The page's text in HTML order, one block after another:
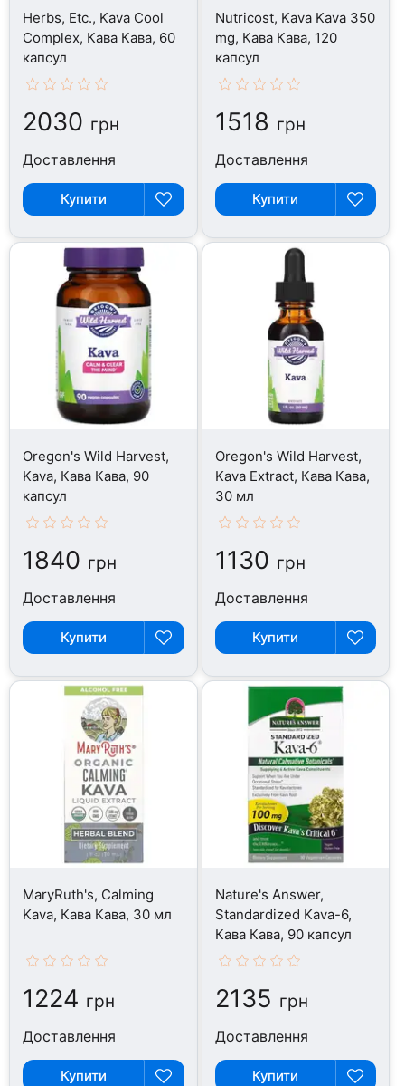
Herbs, Etc., Kava Cool
Complex, Кава Кава, 60
капсул
2030 грн
Доставлення
Купити
Nutricost, Kava Kava 350
mg, Кава Кава, 120
капсул
1518 грн
Доставлення
Купити
Oregon's Wild Harvest,
Kava, Кава Кава, 90
капсул
1840 грн
Доставлення
Купити
Oregon's Wild Harvest,
Kava Extract, Кава Кава,
30 мл
1130 грн
Доставлення
Купити
MaryRuth's, Calming
Kava, Кава Кава, 30 мл
1224 грн
Доставлення
Купити
Nature's Answer,
Standardized Kava-6,
Кава Кава, 90 капсул
2135 грн
Доставлення
Купити